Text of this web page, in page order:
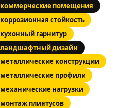
коммерческие помещения
коррозионная стойкость
кухонный гарнитур
ландшафтный дизайн
металлические конструкции
металлические профили
механические нагрузки
монтаж плинтусов